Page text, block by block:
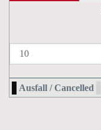
Ausfall / Cancelled